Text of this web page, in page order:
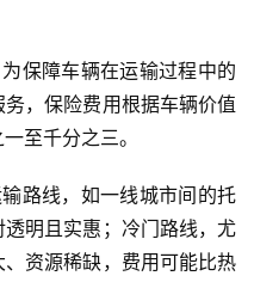
保障车辆在运输过程中的
，保险费用根据车辆价值
至千分之三。
路线，如一线城市间的托
明且实惠；冷门路线，尤
资源稀缺，费用可能比热